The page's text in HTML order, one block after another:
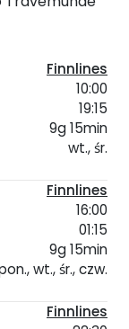
Finnlines
10:00
19:15
9g 15min
wt., śr.
Finnlines
16:00
01:15
9g 15min
wt., śr., czw.
Finnlines